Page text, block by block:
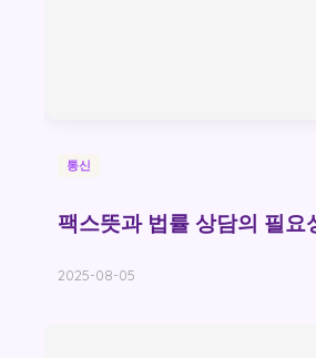
통신
팩스뜻과 법률 상담의 필요
2025-08-05